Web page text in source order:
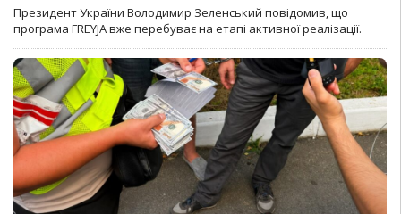
Президент України Володимир Зеленський повідомив, що
програма FREYJA вже перебуває на етапі активної реалізації.